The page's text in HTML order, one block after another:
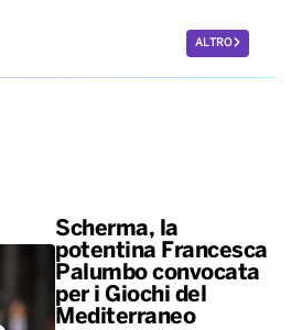
ALTRO
Scherma, la
potentina Francesca
Palumbo convocata
per i Giochi del
Mediterraneo